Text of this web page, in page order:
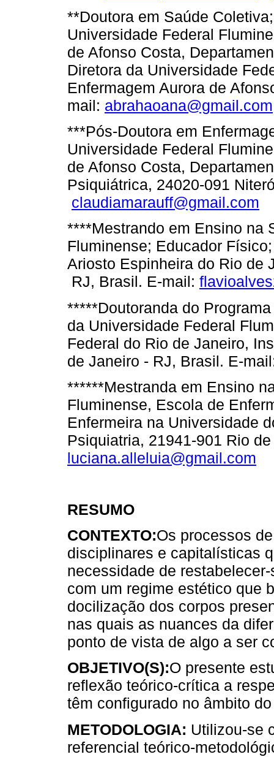
**Doutora em Saúde
Universidade Federal
de Afonso Costa,
Diretora da Universidade
Enfermagem Aurora de
mail: abrahaoana@gmail.com
***Pós-Doutora em
Universidade Federal
de Afonso Costa,
Psiquiátrica, 24020-091
claudiamarauff@gmail.com
****Mestrando em Ensino na
Fluminense; Educador
Ariosto Espinheira do Rio de
RJ, Brasil. E-mail:
*****Doutoranda do
da Universidade Federal
Federal do Rio de Janeiro,
de Janeiro - RJ, Brasil. E-
******Mestranda em Ensino
Fluminense, Escola de
Enfermeira na Universidade
Psiquiatria, 21941-901 Rio
luciana.alleluia@gmail.com
RESUMO
CONTEXTO:Os processos
disciplinares e capitalísticas
necessidade de
com um regime estético que
docilização dos corpos
nas quais as nuances da
ponto de vista de algo a ser
OBJETIVO(S):O presente
reflexão teórico-crítica a
têm configurado no âmbito
METODOLOGIA: Utilizou-se
referencial teórico-